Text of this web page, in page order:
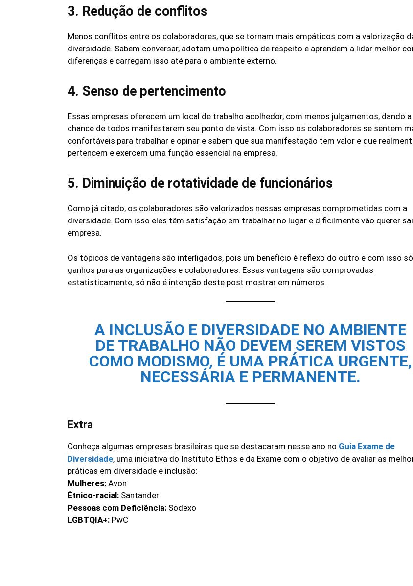
3. Redução de conflitos
Menos conflitos entre os colaboradores, que se tornam mais empáticos com a valorização
diversidade. Sabem conversar, adotam uma política de respeito e aprendem a lidar melhor
diferenças e carregam isso até para o ambiente externo.
4. Senso de pertencimento
Essas empresas oferecem um local de trabalho acolhedor, com menos julgamentos, dando a
chance de todos manifestarem seu ponto de vista. Com isso os colaboradores se sentem
confortáveis para trabalhar e opinar e sabem que sua manifestação tem valor e que
pertencem e exercem uma função essencial na empresa.
5. Diminuição de rotatividade de funcionários
Como já citado, os colaboradores são valorizados nessas empresas comprometidas com a
diversidade. Com isso eles têm satisfação em trabalhar no lugar e dificilmente vão querer
empresa.
Os tópicos de vantagens são interligados, pois um benefício é reflexo do outro e com isso
ganhos para as organizações e colaboradores. Essas vantagens são comprovadas
estatisticamente, só não é intenção deste post mostrar em números.
A INCLUSÃO E DIVERSIDADE NO AMBIENTE
DE TRABALHO NÃO DEVEM SEREM VISTOS
COMO MODISMO, É UMA PRÁTICA URGENTE,
NECESSÁRIA E PERMANENTE.
Extra
Conheça algumas empresas brasileiras que se destacaram nesse ano no Guia Exame de
Diversidade, uma iniciativa do Instituto Ethos e da Exame com o objetivo de avaliar as
práticas em diversidade e inclusão:
Mulheres: Avon
Étnico-racial: Santander
Pessoas com Deficiência: Sodexo
LGBTQIA+: PwC